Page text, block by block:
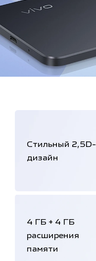
Стильный 2,5D-
дизайн
4 ГБ + 4 ГБ
расширения
памяти